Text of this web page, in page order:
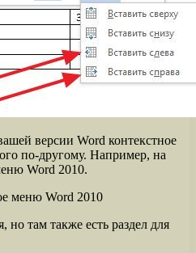
версии Word контекстное
по-другому. Например, на
Word 2010.
но там также есть раздел для